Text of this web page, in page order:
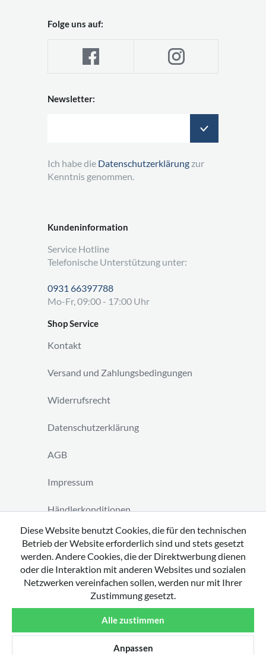
Kundeninformation
Service Hotline
Telefonische Unterstützung unter:
0931 66397788
Mo-Fr, 09:00 - 17:00 Uhr
Shop Service
Kontakt
Versand und Zahlungsbedingungen
Widerrufsrecht
Datenschutzerklärung
AGB
Impressum
Händlerkonditionen
Vertrag widerrufen
Folge uns auf:
Newsletter:
Ich habe die Datenschutzerklärung zur
Kenntnis genommen.
Diese Website benutzt Cookies, die für den technischen
Betrieb der Website erforderlich sind und stets gesetzt
werden. Andere Cookies, die der Direktwerbung dienen
oder die Interaktion mit anderen Websites und sozialen
Netzwerken vereinfachen sollen, werden nur mit Ihrer
Zustimmung gesetzt.